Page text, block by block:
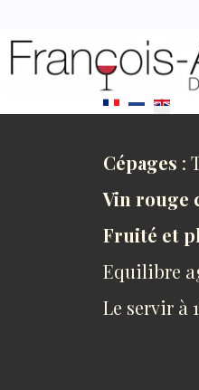
Select
Cépages :
Vin rouge
Fruité et
Equilibre
Le servir à